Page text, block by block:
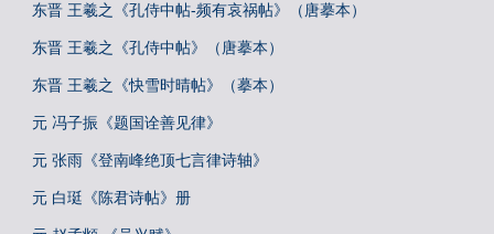
东晋 王羲之《孔侍中帖-频有哀祸帖》（唐摹本）
东晋 王羲之《孔侍中帖》（唐摹本）
东晋 王羲之《快雪时晴帖》（摹本）
元 冯子振《题国诠善见律》
元 张雨《登南峰绝顶七言律诗轴》
元 白珽《陈君诗帖》册